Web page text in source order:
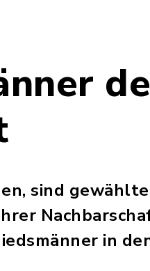
sind
in